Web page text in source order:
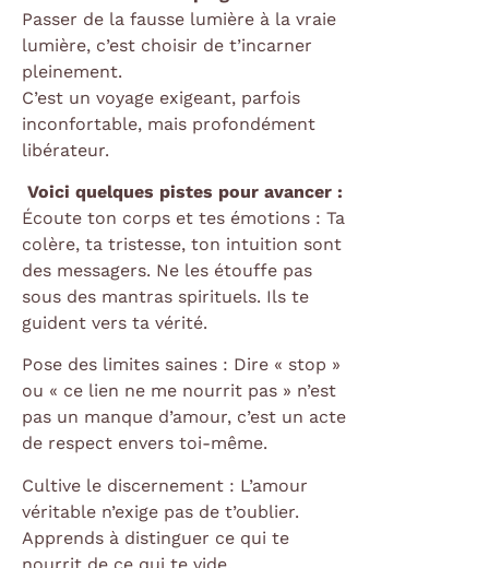
Passer de la fausse lumière à la vraie
lumière, c’est choisir de t’incarner
pleinement.
C’est un voyage exigeant, parfois
inconfortable, mais profondément
libérateur.
Voici quelques pistes pour avancer :
Écoute ton corps et tes émotions : Ta
colère, ta tristesse, ton intuition sont
des messagers. Ne les étouffe pas
sous des mantras spirituels. Ils te
guident vers ta vérité.
Pose des limites saines : Dire « stop »
ou « ce lien ne me nourrit pas » n’est
pas un manque d’amour, c’est un acte
de respect envers toi-même.
Cultive le discernement : L’amour
véritable n’exige pas de t’oublier.
Apprends à distinguer ce qui te